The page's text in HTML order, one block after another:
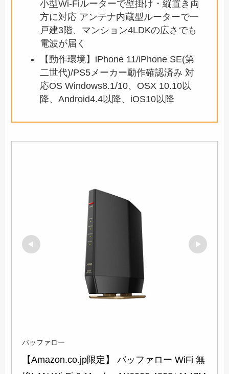
小型Wi-Fiルーターで壁掛け・縦置き両
方に対応 アンテナ内蔵型ルーターで一
戸建3階、マンション4LDKの広さでも
電波が届く
【動作環境】iPhone 11/iPhone SE(第
二世代)/PS5メーカー動作確認済み 対
応OS Windows8.1/10、OSX 10.10以
降、Android4.4以降、iOS10以降
バッファロー
【Amazon.co.jp限定】 バッファロー WiFi 無